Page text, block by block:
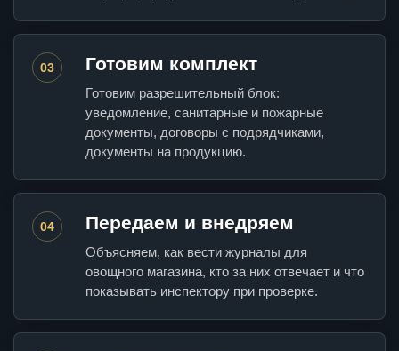
03 Готовим комплект
Готовим разрешительный блок:
уведомление, санитарные и пожарные
документы, договоры с подрядчиками,
документы на продукцию.
04 Передаем и внедряем
Объясняем, как вести журналы для
овощного магазина, кто за них отвечает и что
показывать инспектору при проверке.